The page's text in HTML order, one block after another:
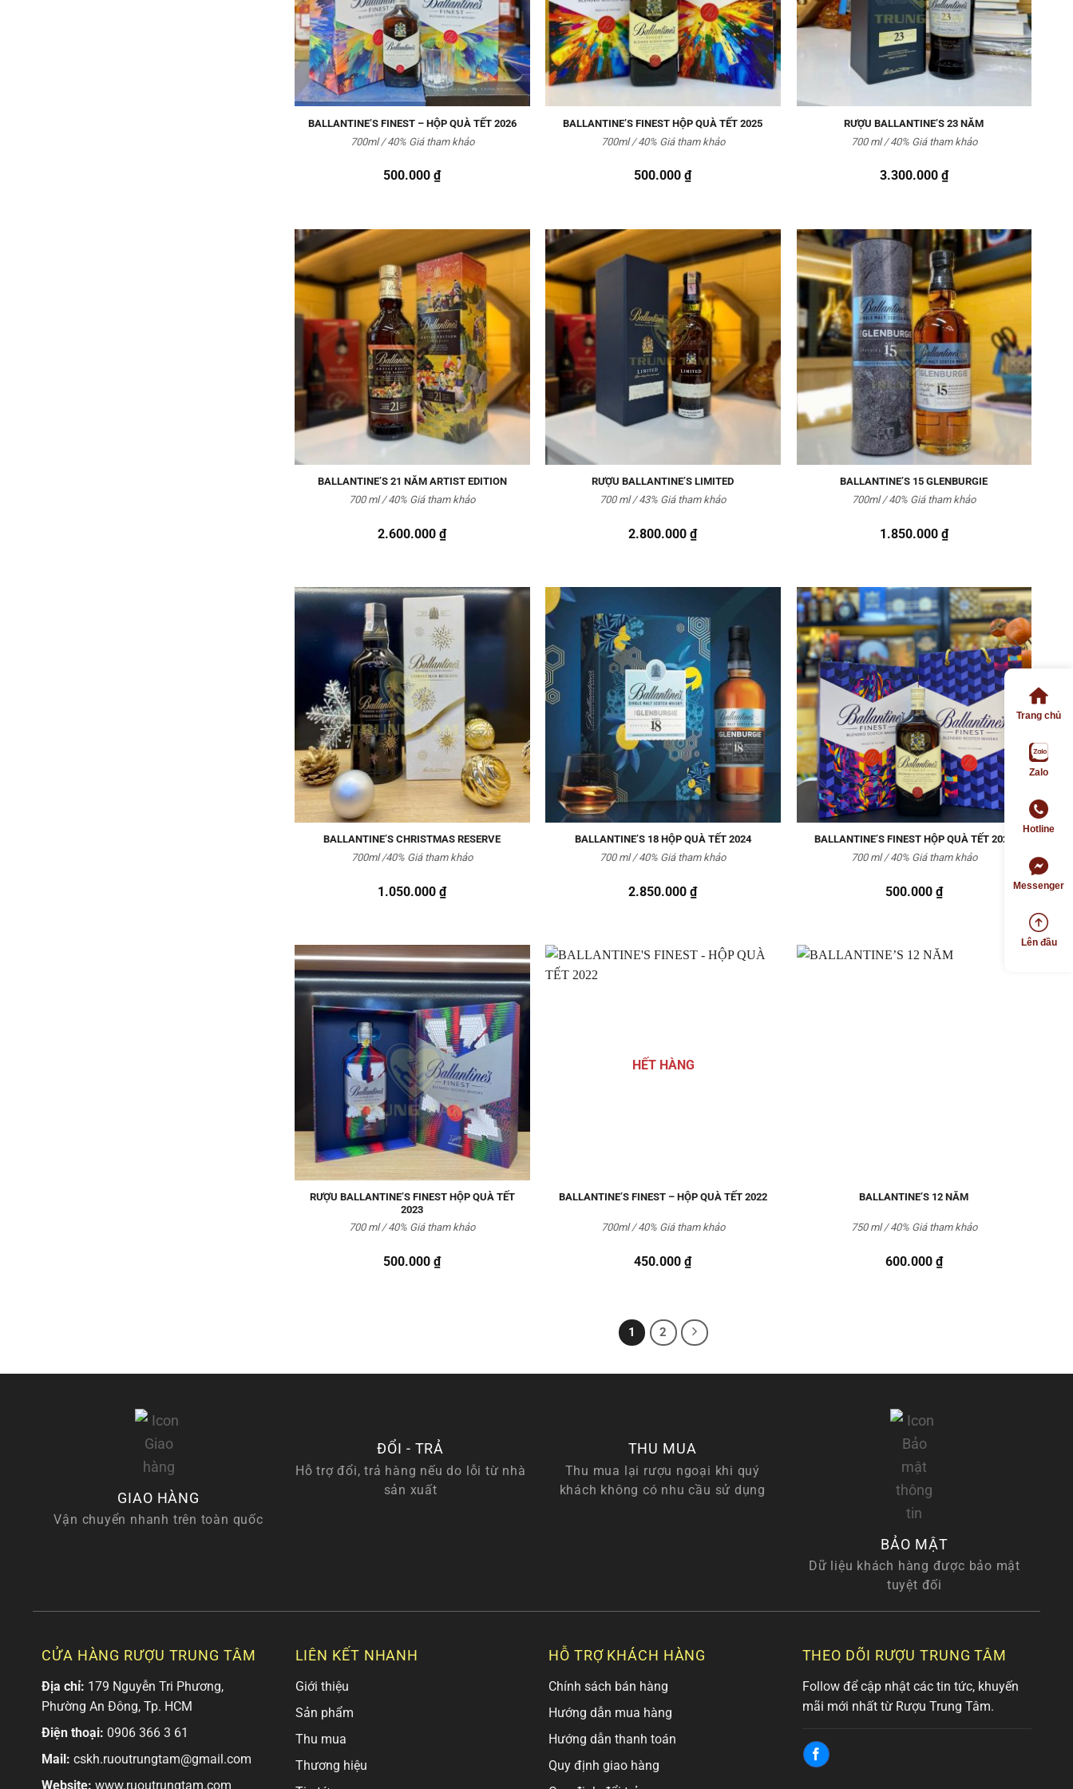
BALLANTINE’S FINEST – HỘP QUÀ TẾT 2026
500.000₫
700ml / 40% Giá tham khảo
BALLANTINE’S FINEST HỘP QUÀ TẾT 2025
500.000₫
700ml / 40% Giá tham khảo
RƯỢU BALLANTINE’S 23 NĂM
3.300.000 ₫
700 ml / 40% Giá tham khảo
Thêm
vào
Yêu
thích
BALLANTINE’S 21 NĂM ARTIST EDITION
2.600.000₫
700 ml / 40% Giá tham khảo
Thêm
vào
RƯỢU BALLANTINE’S LIMITED
2.800.000₫
700 ml / 43% Giá tham khảo
Yêu
thích
BALLANTINE’S 15 GLENBURGIE
1.850.000 ₫
700ml / 40% Giá tham khảo
BALLANTINE’S CHRISTMAS RESERVE
1.050.000₫
700ml /40% Giá tham khảo
Thêm
vào
Yêu
thích
BALLANTINE’S 18 HỘP QUÀ TẾT 2024
2.850.000₫
700 ml / 40% Giá tham khảo
Thêm
vào
Yêu
thích
BALLANTINE’S FINEST HỘP QUÀ TẾT 2024
500.000 ₫
700 ml / 40% Giá tham khảo
Thêm
vào
Yêu
thích
RƯỢU BALLANTINE’S FINEST HỘP QUÀ TẾT
2023
500.000₫
700 ml / 40% Giá tham khảo
HẾT HÀNG
BALLANTINE’S FINEST – HỘP QUÀ TẾT 2022
450.000₫
700ml / 40% Giá tham khảo
BALLANTINE’S 12 NĂM
600.000 ₫
750 ml / 40%Giá tham khảo
1 2
GIAO HÀNG
Vận chuyển nhanh trên toàn quốc
ĐỔI - TRẢ
Hỗ trợ đổi, trả hàng nếu do lỗi từ nhà
sản xuất
THU MUA
Thu mua lại rượu ngoại khi quý
khách không có nhu cầu sử dụng
BẢO MẬT
Dữ liệu khách hàng được bảo mật
tuyệt đối
CỬA HÀNG RƯỢU TRUNG TÂM
Địa chỉ: 179 Nguyễn Tri Phương,
Phường An Đông, Tp. HCM
Điện thoại: 0906 366 3 61
Mail: cskh.ruoutrungtam@gmail.com
Website: www.ruoutrungtam.com
LIÊN KẾT NHANH
Giới thiệu
Sản phẩm
Thu mua
Thương hiệu
HỖ TRỢ KHÁCH HÀNG
Chính sách bán hàng
Hướng dẫn mua hàng
Hướng dẫn thanh toán
Quy định giao hàng
THEO DÕI RƯỢU TRUNG TÂM
Follow để cập nhật các tin tức, khuyến
mãi mới nhất từ Rượu Trung Tâm.
Trang chủ
Zalo
Hotline
Messenger
Lên đầu